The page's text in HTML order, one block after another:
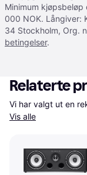
Minimum
000 NOK. Långiver:
34 Stockholm, Org.
betingelser.
Relaterte
Vis alle